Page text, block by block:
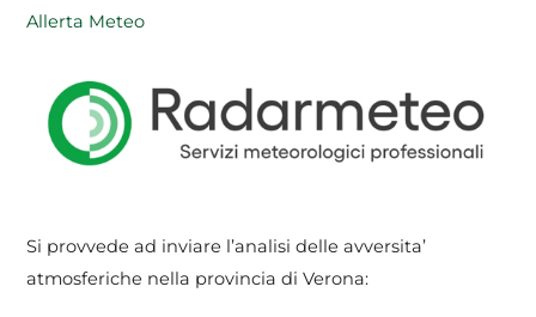
Allerta Meteo
Si provvede ad inviare l’analisi delle avversita’
atmosferiche nella provincia di Verona: